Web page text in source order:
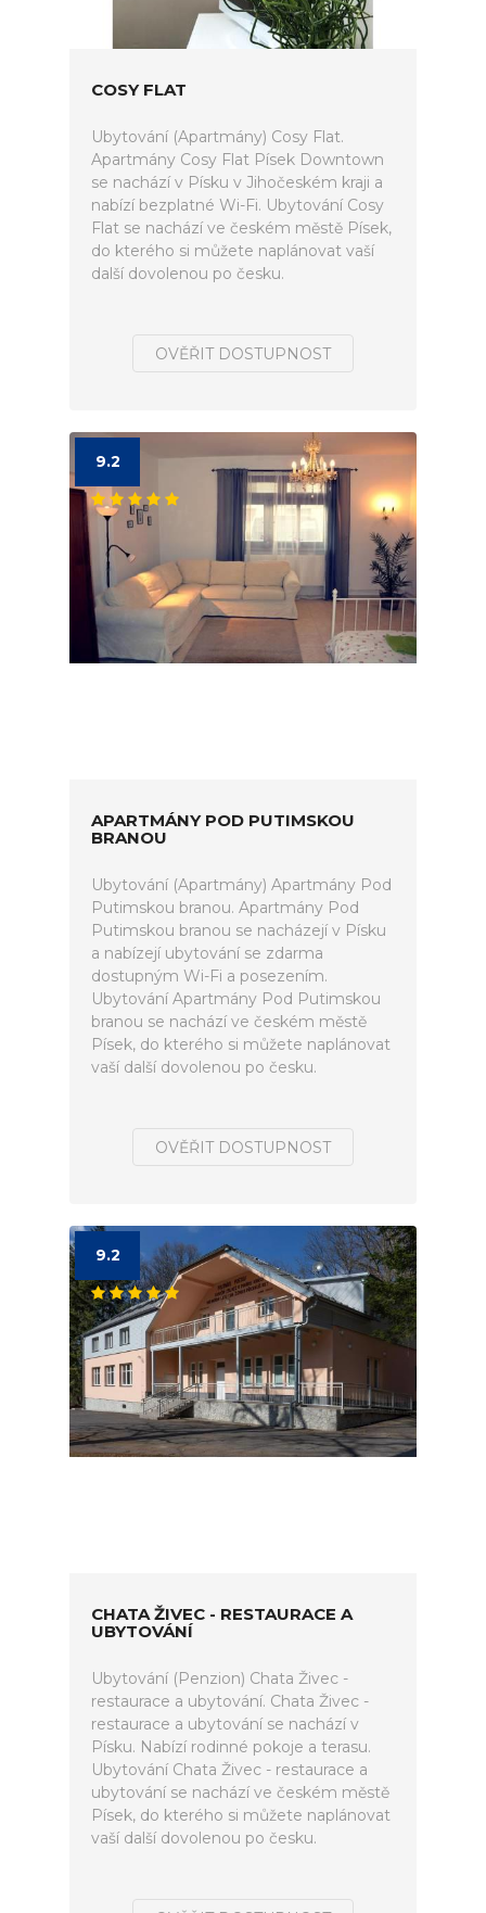
COSY FLAT
Ubytování (Apartmány) Cosy Flat.
Apartmány Cosy Flat Písek Downtown
se nachází v Písku v Jihočeském kraji a
nabízí bezplatné Wi-Fi. Ubytování Cosy
Flat se nachází ve českém městě Písek,
do kterého si můžete naplánovat vaší
další dovolenou po česku.
OVĚŘIT DOSTUPNOST
9.2
APARTMÁNY POD PUTIMSKOU
BRANOU
Ubytování (Apartmány) Apartmány Pod
Putimskou branou. Apartmány Pod
Putimskou branou se nacházejí v Písku
a nabízejí ubytování se zdarma
dostupným Wi-Fi a posezením.
Ubytování Apartmány Pod Putimskou
branou se nachází ve českém městě
Písek, do kterého si můžete naplánovat
vaší další dovolenou po česku.
OVĚŘIT DOSTUPNOST
9.2
CHATA ŽIVEC - RESTAURACE A
UBYTOVÁNÍ
Ubytování (Penzion) Chata Živec -
restaurace a ubytování. Chata Živec -
restaurace a ubytování se nachází v
Písku. Nabízí rodinné pokoje a terasu.
Ubytování Chata Živec - restaurace a
ubytování se nachází ve českém městě
Písek, do kterého si můžete naplánovat
vaší další dovolenou po česku.